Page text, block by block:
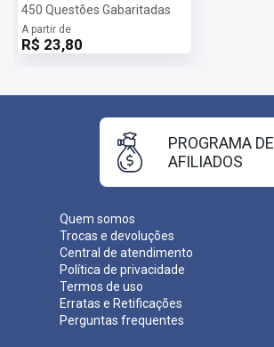
450 Questões Gabaritadas
A partir de
R$ 23,80
Quem somos
Trocas e devoluções
Central de atendimento
Política de privacidade
Termos de uso
Erratas e Retificações
Perguntas frequentes
PROGRAMA DE
AFILIADOS